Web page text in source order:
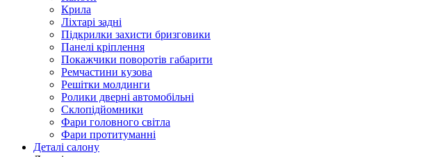
Крила
Ліхтарі задні
Підкрилки захисти бризговики
Панелі кріплення
Покажчики поворотів габарити
Ремчастини кузова
Решітки молдинги
Ролики дверні автомобільні
Склопідйомники
Фари головного світла
Фари протитуманні
Деталі салону